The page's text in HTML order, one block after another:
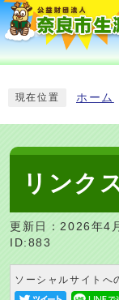
現在位置 ホーム
リンク
更新日：2026年4
ID:883
ソーシャルサイトへ